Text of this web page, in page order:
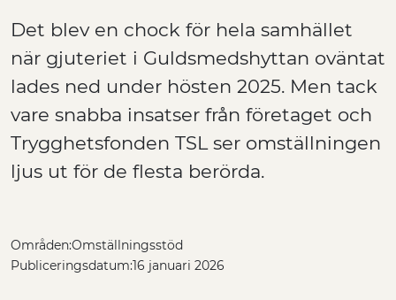
Det blev en chock för hela samhället
när gjuteriet i Guldsmedshyttan oväntat
lades ned under hösten 2025. Men tack
vare snabba insatser från företaget och
Trygghetsfonden TSL ser omställningen
ljus ut för de flesta berörda.
Områden:Omställningsstöd
Publiceringsdatum:16 januari 2026